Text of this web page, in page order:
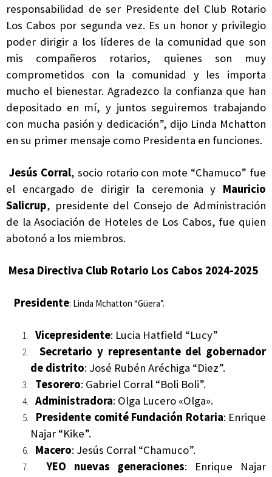
responsabilidad de ser Presidente del Club Rotario
Los Cabos por segunda vez. Es un honor y privilegio
poder dirigir a los líderes de la comunidad que son
mis compañeros rotarios, quienes son muy
comprometidos con la comunidad y les importa
mucho el bienestar. Agradezco la confianza que han
depositado en mí, y juntos seguiremos trabajando
con mucha pasión y dedicación”, dijo Linda Mchatton
en su primer mensaje como Presidenta en funciones.
Jesús Corral, socio rotario con mote “Chamuco” fue
el encargado de dirigir la ceremonia y Mauricio
Salicrup, presidente del Consejo de Administración
de la Asociación de Hoteles de Los Cabos, fue quien
abotonó a los miembros.
Mesa Directiva Club Rotario Los Cabos 2024-2025
Presidente: Linda Mchatton “Güera”.
Vicepresidente: Lucia Hatfield “Lucy”
Secretario y representante del gobernador
de distrito: José Rubén Aréchiga “Diez”.
Tesorero: Gabriel Corral “Boli Boli”.
Administradora: Olga Lucero «Olga».
Presidente comité Fundación Rotaria: Enrique
Najar “Kike”.
Macero: Jesús Corral “Chamuco”.
YEO nuevas generaciones: Enrique Najar